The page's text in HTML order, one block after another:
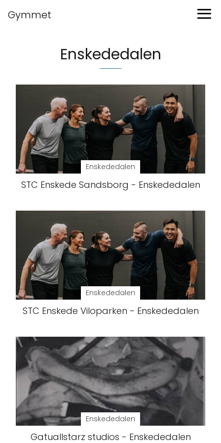
Gymmet
Enskededalen
Enskededalen
STC Enskede Sandsborg - Enskededalen
Enskededalen
STC Enskede Viloparken - Enskededalen
Enskededalen
Gatuallstarz studios - Enskededalen